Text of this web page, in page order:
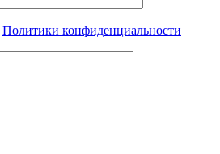
Политики конфиденциальности